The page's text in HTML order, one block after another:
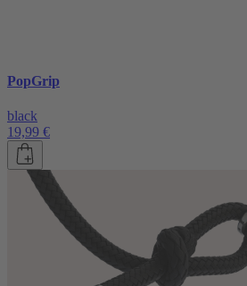
PopGrip
black
19,99 €